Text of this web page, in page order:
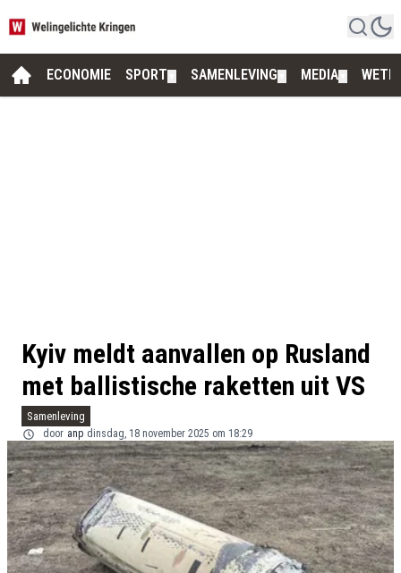
ECONOMIE SPORT SAMENLEVING MEDIA
Kyiv meldt aanvallen op Rusland
met ballistische raketten uit VS
Samenleving
door anp dinsdag, 18 november 2025 om 18:29